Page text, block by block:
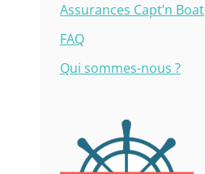
Assurances Capt’n Boat
FAQ
Qui sommes-nous ?